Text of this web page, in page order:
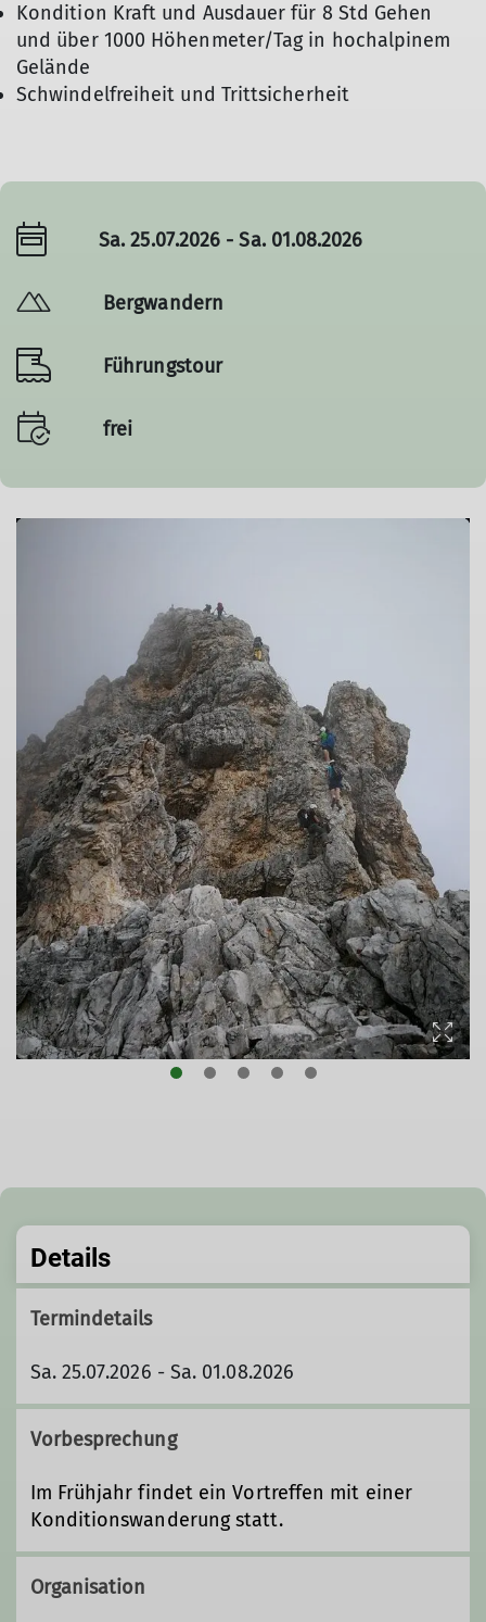
Kondition Kraft und Ausdauer für 8 Std Gehen
und über 1000 Höhenmeter/Tag in hochalpinem
Gelände
Schwindelfreiheit und Trittsicherheit
Sa. 25.07.2026 - Sa. 01.08.2026
Bergwandern
Führungstour
frei
© Oliver Knorre /Via Ferrata Guiseppe Olivieri
Details
Termindetails
Sa. 25.07.2026 - Sa. 01.08.2026
Vorbesprechung
Im Frühjahr findet ein Vortreffen mit einer
Konditionswanderung statt.
Organisation